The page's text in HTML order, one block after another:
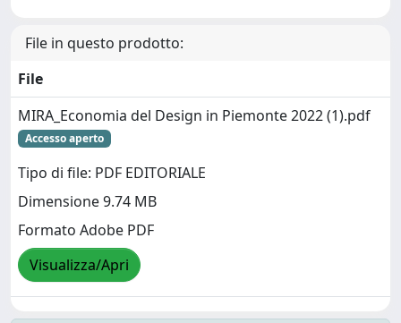
File in questo prodotto:
File
MIRA_Economia del Design in Piemonte 2022 (1).pdf
Accesso aperto
Tipo di file: PDF EDITORIALE
Dimensione 9.74 MB
Formato Adobe PDF
Visualizza/Apri